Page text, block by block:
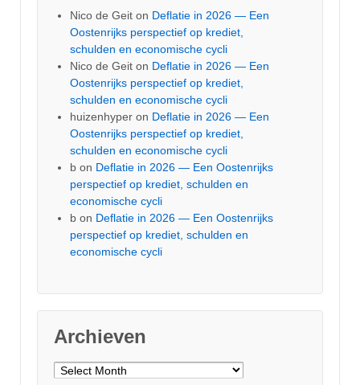
Nico de Geit on Deflatie in 2026 — Een
Oostenrijks perspectief op krediet,
schulden en economische cycli
Nico de Geit on Deflatie in 2026 — Een
Oostenrijks perspectief op krediet,
schulden en economische cycli
huizenhyper on Deflatie in 2026 — Een
Oostenrijks perspectief op krediet,
schulden en economische cycli
b on Deflatie in 2026 — Een Oostenrijks
perspectief op krediet, schulden en
economische cycli
b on Deflatie in 2026 — Een Oostenrijks
perspectief op krediet, schulden en
economische cycli
Archieven
Archieven